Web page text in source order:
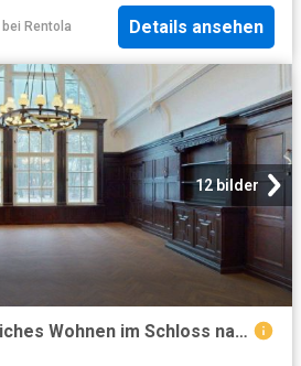
bei Rentola Details ansehen
12 bilder
Siethen Herrschaftliches Wohnen im Schloss nahe Siethener See